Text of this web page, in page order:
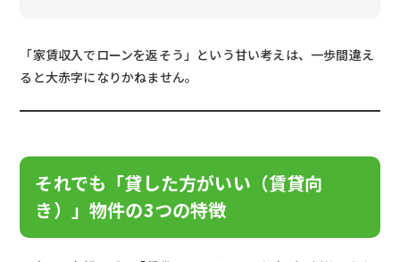
「家賃収入でローンを返そう」という甘い考えは、一歩間違え
ると大赤字になりかねません。
それでも「貸した方がいい（賃貸向
き）」物件の3つの特徴